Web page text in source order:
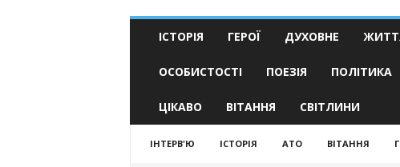
ІСТОРІЯ ГЕРОЇ ДУХОВНЕ
ОСОБИСТОСТІ ПОЕЗІЯ ПОЛІТИКА
ЦІКАВО ВІТАННЯ СВІТЛИНИ
ІНТЕРВ'Ю ІСТОРІЯ АТО ВІТАННЯ